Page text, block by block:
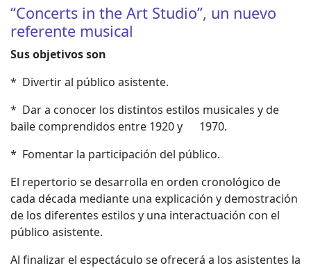
“Concerts in the Art Studio”, un nuevo
referente musical
Sus objetivos son
* Divertir al público asistente.
* Dar a conocer los distintos estilos musicales y de
baile comprendidos entre 1920 y 1970.
* Fomentar la participación del público.
El repertorio se desarrolla en orden cronológico de
cada década mediante una explicación y demostración
de los diferentes estilos y una interactuación con el
público asistente.
Al finalizar el espectáculo se ofrecerá a los asistentes la